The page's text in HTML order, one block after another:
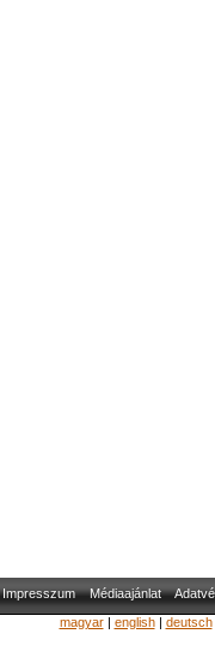
Impresszum Médiaajánlat
magyar| english| deutsch